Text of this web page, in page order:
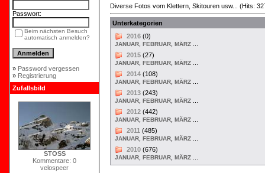
Passwort:
Beim nächsten Besuch
automatisch anmelden?
» Password vergessen
» Registrierung
Zufallsbild
STOSS
Kommentare: 0
velospeer
Diverse Fotos vom Klettern, Skitouren usw... (Hits:
Unterkategorien
2016 (0)
JANUAR FEBRUAR MÄRZ
2015 (27)
JANUAR FEBRUAR MÄRZ
2014 (108)
JANUAR FEBRUAR MÄRZ
2013 (243)
JANUAR FEBRUAR MÄRZ
2012 (442)
JANUAR FEBRUAR MÄRZ
2011 (485)
JANUAR FEBRUAR MÄRZ
2010 (676)
JANUAR FEBRUAR MÄRZ